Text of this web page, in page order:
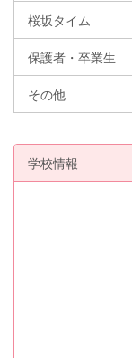
桜坂タイム
保護者・卒業生
その他
学校情報